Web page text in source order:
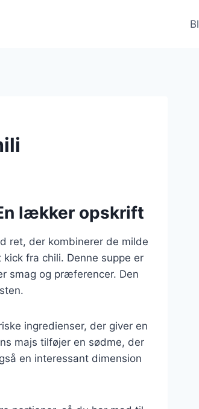
lækker opskrift
ret, der kombinerer de milde
fra chili. Denne suppe er
smag og præferencer. Den
ingredienser, der giver en
majs tilføjer en sødme, der
en interessant dimension